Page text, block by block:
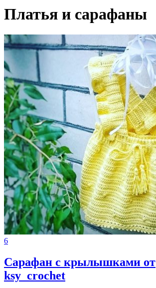
Платья и сарафаны
6
Сарафан с крылышками от
ksy_crochet